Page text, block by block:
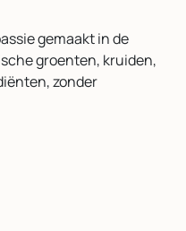
gemaakt in de
groenten, kruiden,
zonder